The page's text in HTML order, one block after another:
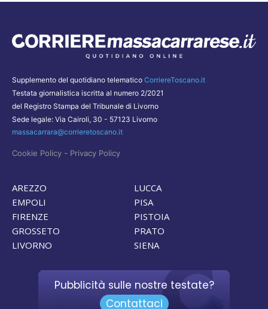
Supplemento del quotidiano telematico CorriereToscano.it
Testata giornalistica iscritta al numero 2/2021
del Registro Stampa del Tribunale di Livorno
Sede legale: Via Cairoli, 30 - 57123 Livorno
massacarrara@corrieretoscano.it
Cookie Policy - Privacy Policy
AREZZO
EMPOLI
FIRENZE
GROSSETO
LIVORNO
LUCCA
PISA
PISTOIA
PRATO
SIENA
Pubblicità sulle nostre testate?
Contattaci